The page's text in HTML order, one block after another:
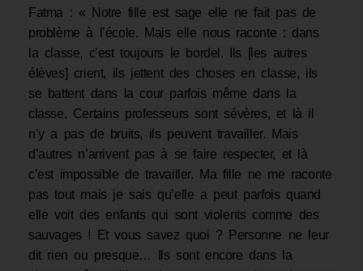
Fatma : « Notre fille est sage elle ne fait pas de
problème à l’école. Mais elle nous raconte : dans
la classe, c’est toujours le bordel. Ils [les autres
élèves] crient, ils jettent des choses en classe, ils
se battent dans la cour parfois même dans la
classe. Certains professeurs sont sévères, et là il
n’y a pas de bruits, ils peuvent travailler. Mais
d’autres n’arrivent pas à se faire respecter, et là
c’est impossible de travailler. Ma fille ne me raconte
pas tout mais je sais qu’elle a peut parfois quand
elle voit des enfants qui sont violents comme des
sauvages ! Et vous savez quoi ? Personne ne leur
dit rien ou presque… Ils sont encore dans la